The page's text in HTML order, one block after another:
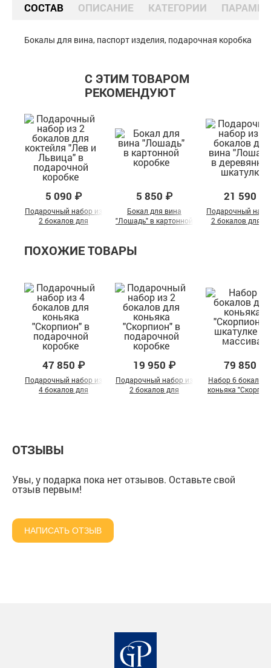
СОСТАВ ОПИСАНИЕ КАТЕГОРИИ
Бокалы для вина, паспорт изделия, подарочная коробка
С ЭТИМ ТОВАРОМ
РЕКОМЕНДУЮТ
5 090 ₽
Подарочный набор из
2 бокалов для
подарочной коробке
5 850 ₽
Бокал для вина
"Лошадь" в картонной
21 590 ₽
Подарочный
2 бокалов для
ПОХОЖИЕ ТОВАРЫ
47 850 ₽
Подарочный набор из
4 бокалов для
19 950 ₽
Подарочный набор из
2 бокалов для
79 850 ₽
Набор 6 бокалов
коньяка
ОТЗЫВЫ
Увы, у подарка пока нет отзывов. Оставьте свой
отзыв первым!
НАПИСАТЬ ОТЗЫВ